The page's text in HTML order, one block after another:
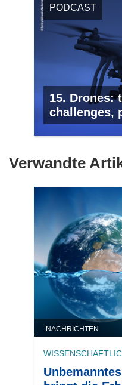
PODCAST
15. Drones:
challenges,
Verwandte
NACHRICHTEN